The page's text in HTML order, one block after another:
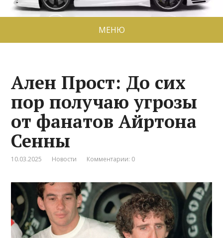
МЕНЮ
Ален Прост: До сих
пор получаю угрозы
от фанатов Айртона
Сенны
10.03.2025 Новости Комментарии: 0